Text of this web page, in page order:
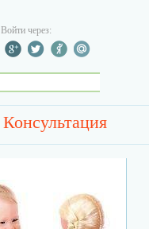
Войти через:
Консультация